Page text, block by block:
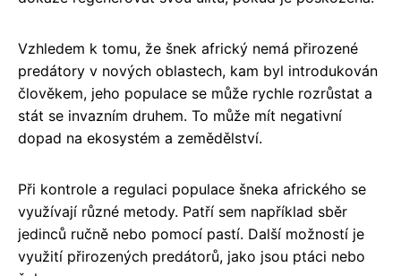
Vzhledem k tomu, že šnek africký nemá přirozené
predátory v nových oblastech, kam byl introdukován
člověkem, jeho populace se může rychle rozrůstat a
stát se invazním druhem. To může mít negativní
dopad na ekosystém a zemědělství.
Při kontrole a regulaci populace šneka afrického se
využívají různé metody. Patří sem například sběr
jedinců ručně nebo pomocí pastí. Další možností je
využití přirozených predátorů, jako jsou ptáci nebo